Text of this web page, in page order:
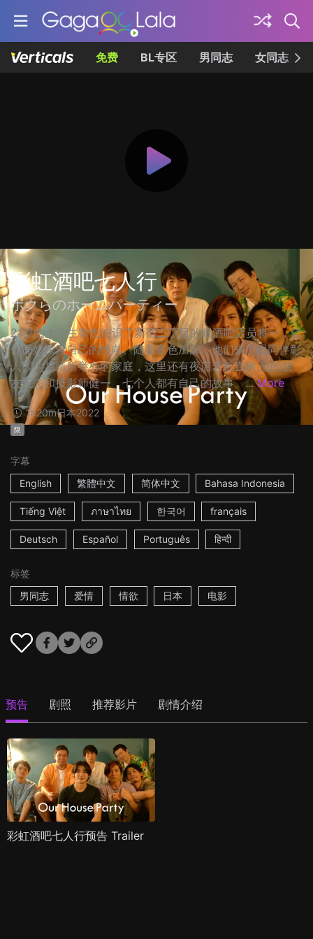
免费 BL专区 男同志 女同志
彩虹酒吧七人行
ボクらのホームパーティー
21岁的大学生智也结识了新宿二丁目的眠酒吧店员将一，让
他开始探索自己的性向。随着夜色加深，他们来了眠同伴彰
人因为与靖所举办的家庭，这里还有夜店老板直树,他的朋
友正志和摄影师健一，七个人都有自己的故事。... More
1h20m日本2022
限
字幕
English
繁體中文 简体中文 Bahasa Indonesia
Tiếng Việt ภาษาไทย 한국어 français
Deutsch Español Português हिन्दी
标签
男同志
爱情 情欲 日本 电影
预告 剧照 推荐影片 剧情介绍
彩虹酒吧七人行预告 Trailer